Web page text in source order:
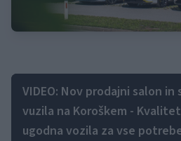
VIDEO: Nov prodajni salon
vuzila na Koroškem -
ugodna vozila za vse